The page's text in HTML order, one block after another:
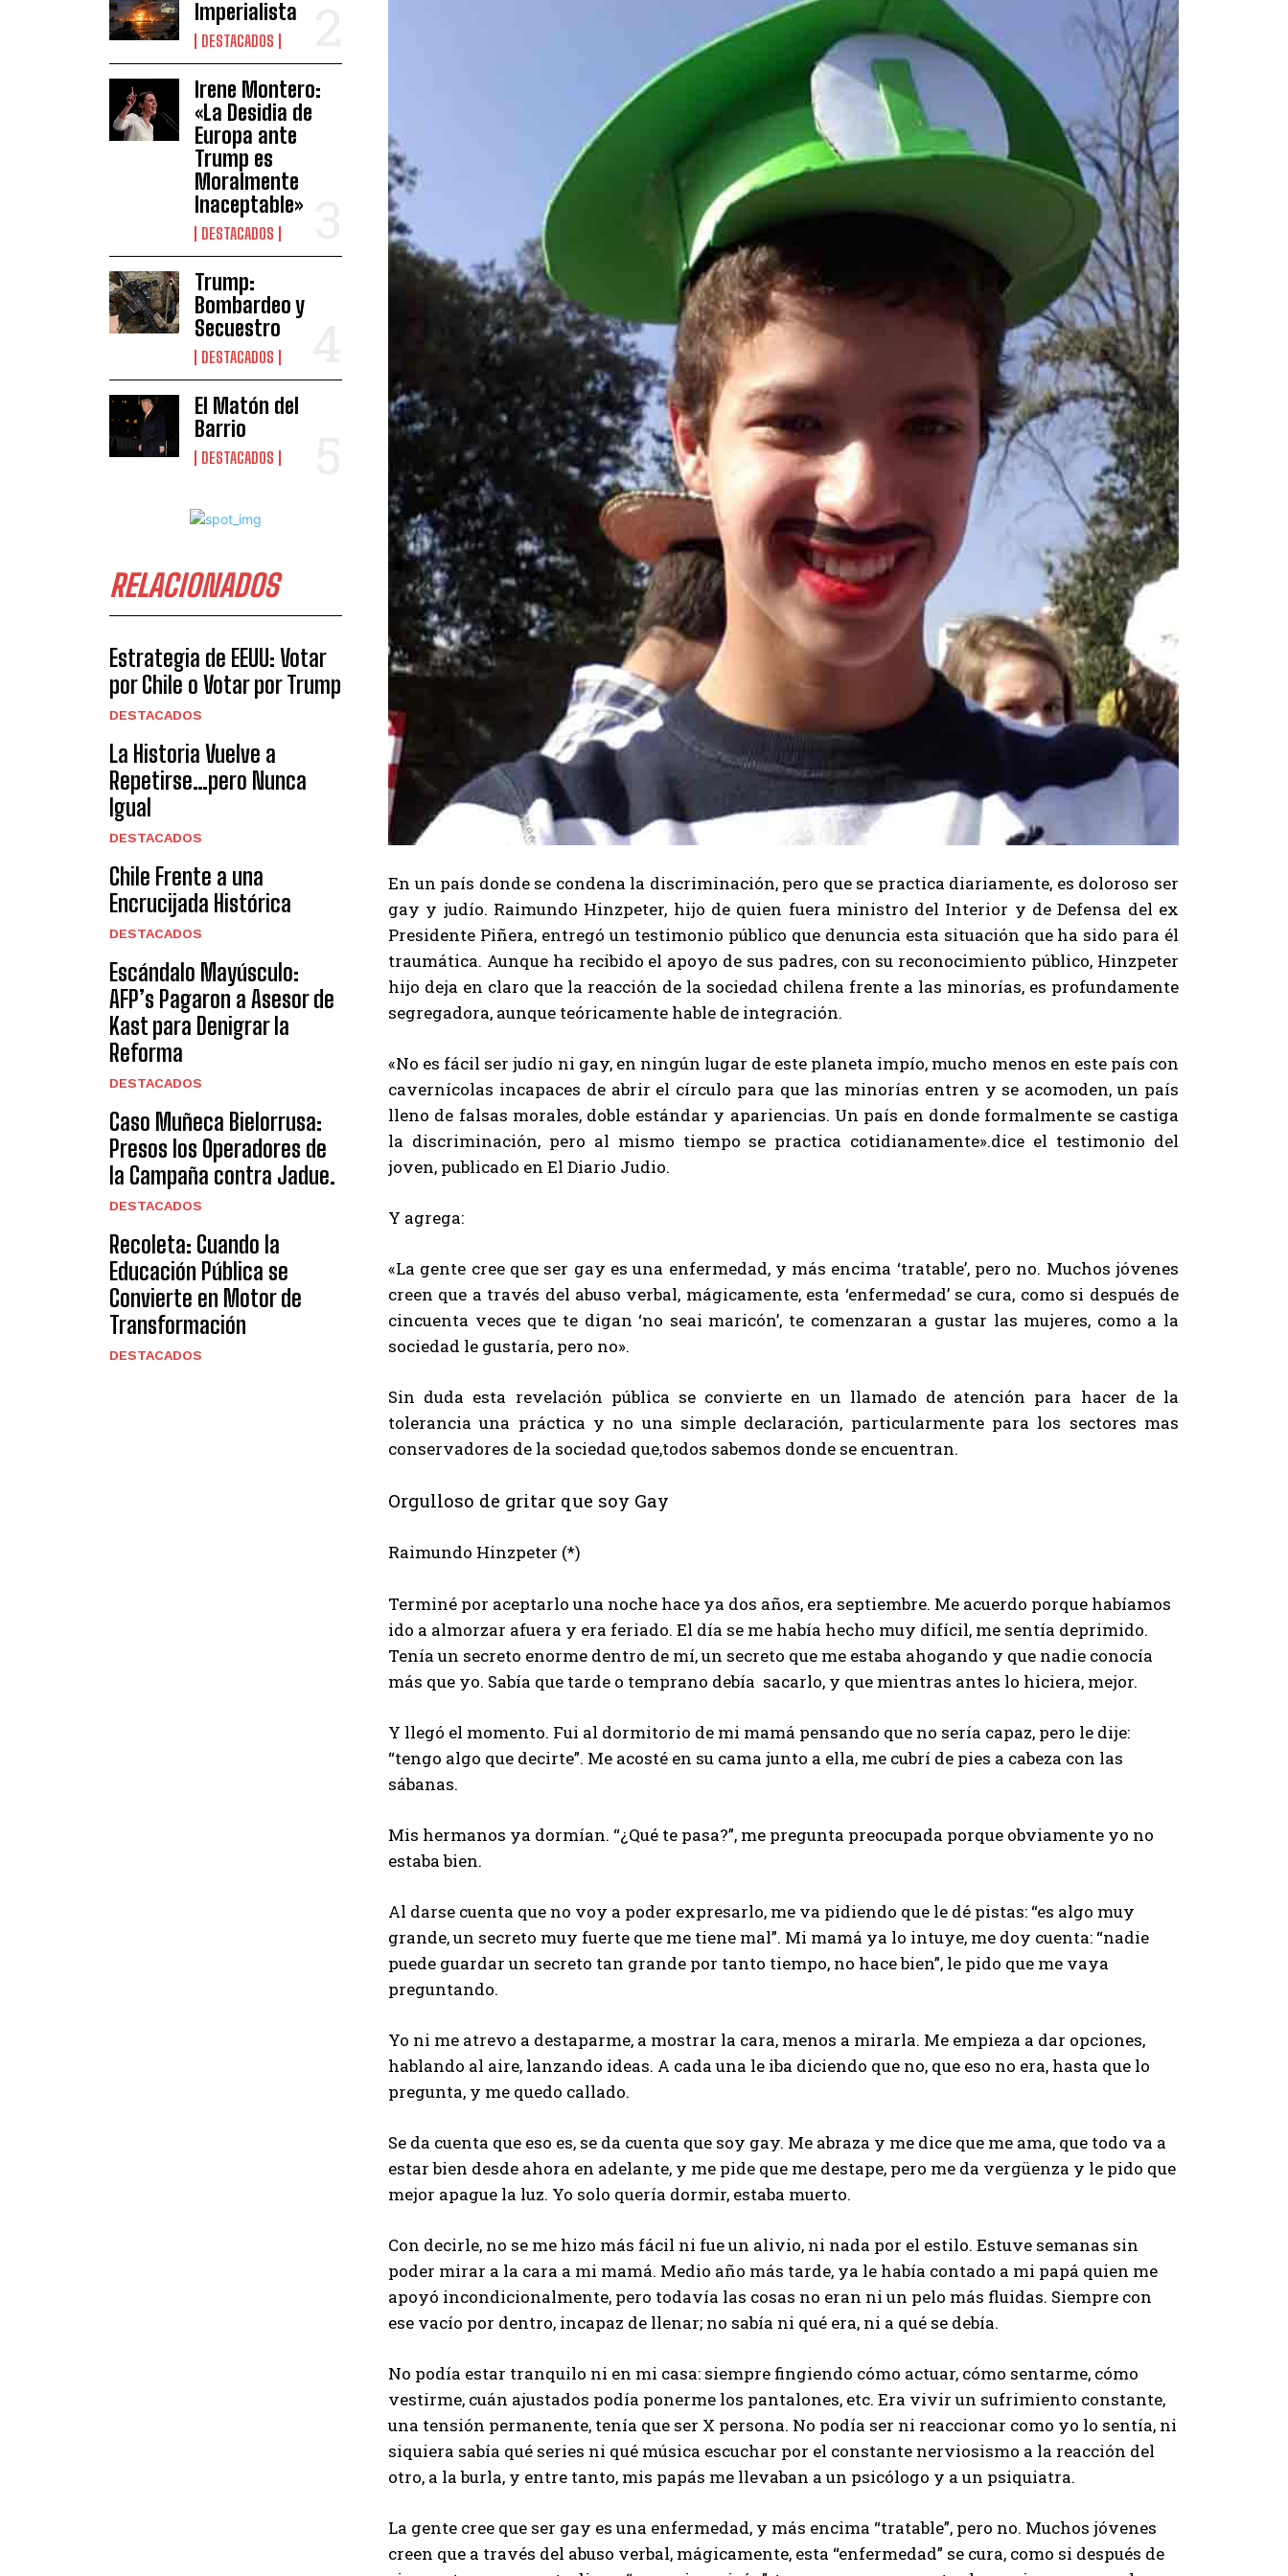
Imperialista
DESTACADOS
Irene Montero:
«La Desidia de
Europa ante
Trump es
Moralmente
Inaceptable»
DESTACADOS
Trump:
Bombardeo y
Secuestro
DESTACADOS
El Matón del
Barrio
DESTACADOS
RELACIONADOS
Estrategia de EEUU: Votar
por Chile o Votar por Trump
DESTACADOS
La Historia Vuelve a
Repetirse…pero Nunca
Igual
DESTACADOS
Chile Frente a una
Encrucijada Histórica
DESTACADOS
Escándalo Mayúsculo:
AFP’s Pagaron a Asesor de
Kast para Denigrar la
Reforma
DESTACADOS
Caso Muñeca Bielorrusa:
Presos los Operadores de
la Campaña contra Jadue.
DESTACADOS
Recoleta: Cuando la
Educación Pública se
Convierte en Motor de
Transformación
DESTACADOS
En un país donde se condena la discriminación, pero que se practica diariamente, es doloroso ser
gay y judío. Raimundo Hinzpeter, hijo de quien fuera ministro del Interior y de Defensa del ex
Presidente Piñera, entregó un testimonio público que denuncia esta situación que ha sido para él
traumática. Aunque ha recibido el apoyo de sus padres, con su reconocimiento público, Hinzpeter
hijo deja en claro que la reacción de la sociedad chilena frente a las minorías, es profundamente
segregadora, aunque teóricamente hable de integración.
«No es fácil ser judío ni gay, en ningún lugar de este planeta impío, mucho menos en este país con
cavernícolas incapaces de abrir el círculo para que las minorías entren y se acomoden, un país
lleno de falsas morales, doble estándar y apariencias. Un país en donde formalmente se castiga
la discriminación, pero al mismo tiempo se practica cotidianamente».dice el testimonio del
joven, publicado en El Diario Judio.
Y agrega:
«La gente cree que ser gay es una enfermedad, y más encima ‘tratable’, pero no. Muchos jóvenes
creen que a través del abuso verbal, mágicamente, esta ‘enfermedad’ se cura, como si después de
cincuenta veces que te digan ‘no seai maricón’, te comenzaran a gustar las mujeres, como a la
sociedad le gustaría, pero no».
Sin duda esta revelación pública se convierte en un llamado de atención para hacer de la
tolerancia una práctica y no una simple declaración, particularmente para los sectores mas
conservadores de la sociedad que,todos sabemos donde se encuentran.
Orgulloso de gritar que soy Gay
Raimundo Hinzpeter (*)
Terminé por aceptarlo una noche hace ya dos años, era septiembre. Me acuerdo porque habíamos
ido a almorzar afuera y era feriado. El día se me había hecho muy difícil, me sentía deprimido.
Tenía un secreto enorme dentro de mí, un secreto que me estaba ahogando y que nadie conocía
más que yo. Sabía que tarde o temprano debía sacarlo, y que mientras antes lo hiciera, mejor.
Y llegó el momento. Fui al dormitorio de mi mamá pensando que no sería capaz, pero le dije:
“tengo algo que decirte”. Me acosté en su cama junto a ella, me cubrí de pies a cabeza con las
sábanas.
Mis hermanos ya dormían. “¿Qué te pasa?”, me pregunta preocupada porque obviamente yo no
estaba bien.
Al darse cuenta que no voy a poder expresarlo, me va pidiendo que le dé pistas: “es algo muy
grande, un secreto muy fuerte que me tiene mal”. Mi mamá ya lo intuye, me doy cuenta: “nadie
puede guardar un secreto tan grande por tanto tiempo, no hace bien”, le pido que me vaya
preguntando.
Yo ni me atrevo a destaparme, a mostrar la cara, menos a mirarla. Me empieza a dar opciones,
hablando al aire, lanzando ideas. A cada una le iba diciendo que no, que eso no era, hasta que lo
pregunta, y me quedo callado.
Se da cuenta que eso es, se da cuenta que soy gay. Me abraza y me dice que me ama, que todo va a
estar bien desde ahora en adelante, y me pide que me destape, pero me da vergüenza y le pido que
mejor apague la luz. Yo solo quería dormir, estaba muerto.
Con decirle, no se me hizo más fácil ni fue un alivio, ni nada por el estilo. Estuve semanas sin
poder mirar a la cara a mi mamá. Medio año más tarde, ya le había contado a mi papá quien me
apoyó incondicionalmente, pero todavía las cosas no eran ni un pelo más fluidas. Siempre con
ese vacío por dentro, incapaz de llenar; no sabía ni qué era, ni a qué se debía.
No podía estar tranquilo ni en mi casa: siempre fingiendo cómo actuar, cómo sentarme, cómo
vestirme, cuán ajustados podía ponerme los pantalones, etc. Era vivir un sufrimiento constante,
una tensión permanente, tenía que ser X persona. No podía ser ni reaccionar como yo lo sentía, ni
siquiera sabía qué series ni qué música escuchar por el constante nerviosismo a la reacción del
otro, a la burla, y entre tanto, mis papás me llevaban a un psicólogo y a un psiquiatra.
La gente cree que ser gay es una enfermedad, y más encima “tratable”, pero no. Muchos jóvenes
creen que a través del abuso verbal, mágicamente, esta “enfermedad” se cura, como si después de